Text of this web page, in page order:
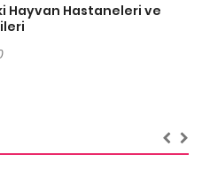
Hayvan Hastaneleri ve